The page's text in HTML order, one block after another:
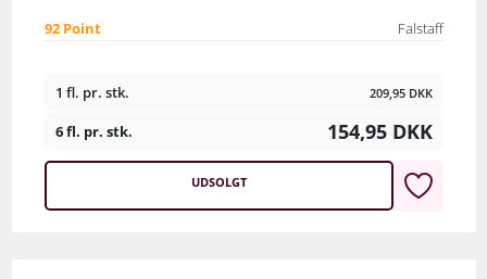
92 Point Falstaff
1 fl. pr. stk. 209,95 DKK
6 fl. pr. stk. 154,95 DKK
UDSOLGT